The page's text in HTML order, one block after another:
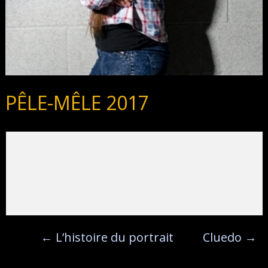
PÊLE-MÊLE 2017
← L’histoire du portrait Cluedo →